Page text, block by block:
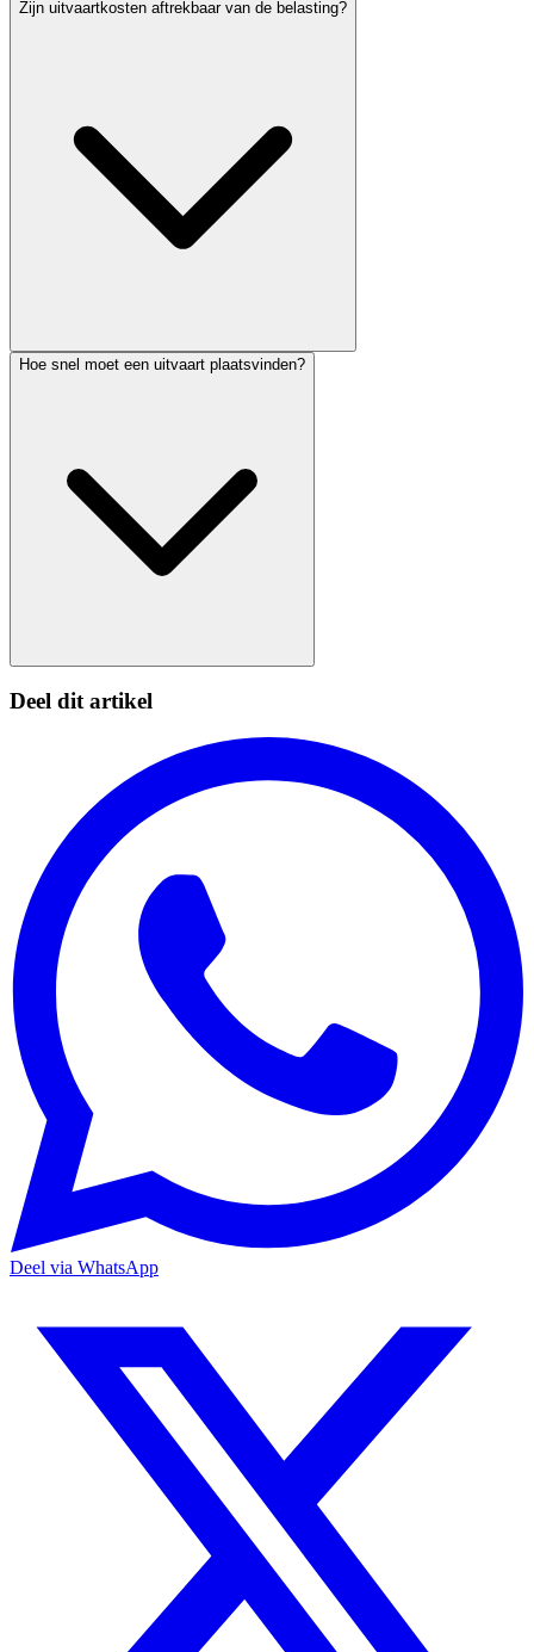
Zijn uitvaartkosten aftrekbaar van de belasting?
Hoe snel moet een uitvaart plaatsvinden?
Deel dit artikel
Deel via WhatsApp